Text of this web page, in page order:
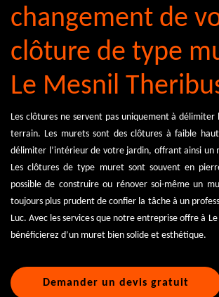
changement de
clôture de type
Le Mesnil
Les clôtures ne servent pas uniquement à
terrain. Les murets sont des clôtures à faible
délimiter l’intérieur de votre jardin, offrant ainsi un
Les clôtures de type muret sont souvent en
possible de construire ou rénover soi-même un
toujours plus prudent de confier la tâche à un
Luc. Avec les services que notre entreprise offre à
bénéficierez d’un muret bien solide et esthétique.
Demander un devis gratuit